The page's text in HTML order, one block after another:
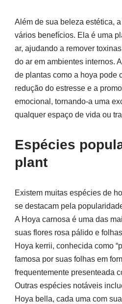
Além de sua beleza estética,
vários benefícios. Ela é uma
ar, ajudando a remover
do ar em ambientes internos.
de plantas como a hoya pode
redução do estresse e a
emocional, tornando-a uma
qualquer espaço de vida ou
Espécies
plant
Existem muitas espécies de
se destacam pela
A Hoya carnosa é uma das
suas flores rosa pálido e
Hoya kerrii, conhecida como
famosa por suas folhas em
frequentemente presenteada
Outras espécies notáveis
Hoya bella, cada uma com